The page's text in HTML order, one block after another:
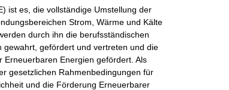
ist es, die vollständige Umstellung der
Strom, Wärme und Kälte
durch ihn die berufsständischen
gefördert und vertreten und die
Energien gefördert. Als
gesetzlichen Rahmenbedingungen für
und die Förderung Erneuerbarer